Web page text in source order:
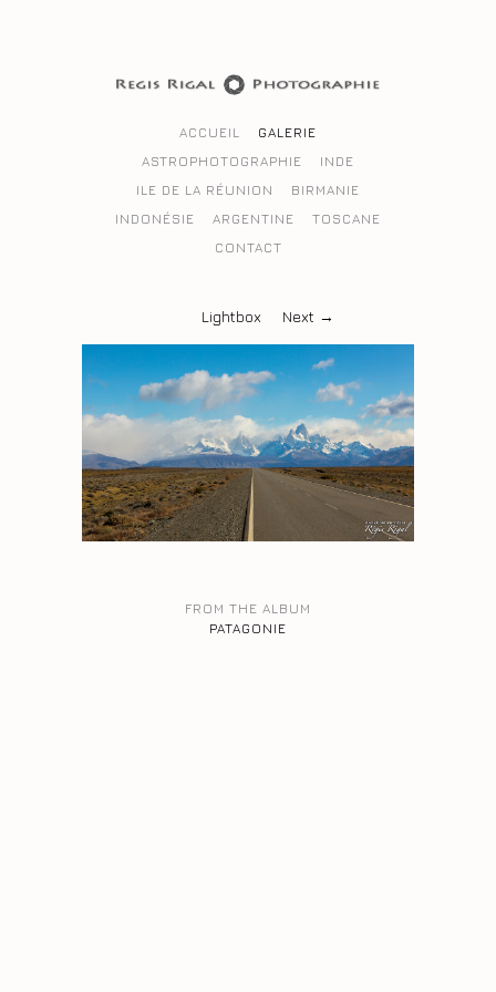
ACCUEIL
GALERIE
ASTROPHOTOGRAPHIE
INDE
ILE DE LA RÉUNION
BIRMANIE
INDONÉSIE
ARGENTINE
TOSCANE
CONTACT
Lightbox Next →
FROM THE ALBUM
PATAGONIE